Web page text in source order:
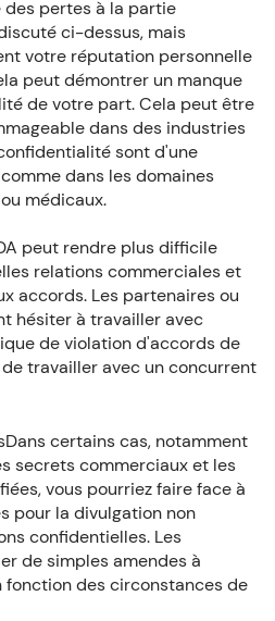
des pertes à la partie
ci-dessus, mais
votre réputation personnelle
peut démontrer un manque
de votre part. Cela peut être
dans des industries
sont d'une
dans les domaines
médicaux.
peut rendre plus difficile
relations commerciales et
accords. Les partenaires ou
hésiter à travailler avec
de violation d'accords de
travailler avec un concurrent
certains cas, notamment
secrets commerciaux et les
vous pourriez faire face à
pour la divulgation non
confidentielles. Les
de simples amendes à
fonction des circonstances de